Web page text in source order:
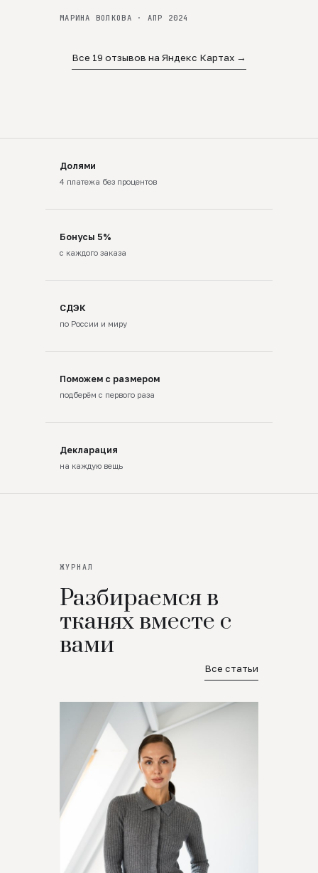
МАРИНА ВОЛКОВА · АПР 2024
Все 19 отзывов на Яндекс Картах →
Долями
4 платежа без процентов
Бонусы 5%
с каждого заказа
СДЭК
по России и миру
Поможем с размером
подберём с первого раза
Декларация
на каждую вещь
ЖУРНАЛ
Разбираемся в
тканях вместе с
вами
Все статьи